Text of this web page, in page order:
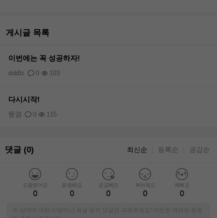
게시글 목록
이번에는 꼭 성공하자!
0 103
dddlz
다시시작!
0 115
뚱겸
댓글 (0) 최신순 등록순 공감순
도움됐어요
0
응원해요
0
궁금해요
0
부러워요
0
예뻐요
0
※ 상대에 대한 비방이나 욕설 등의 댓글은 피해주세요! 따뜻한 격려와 응원